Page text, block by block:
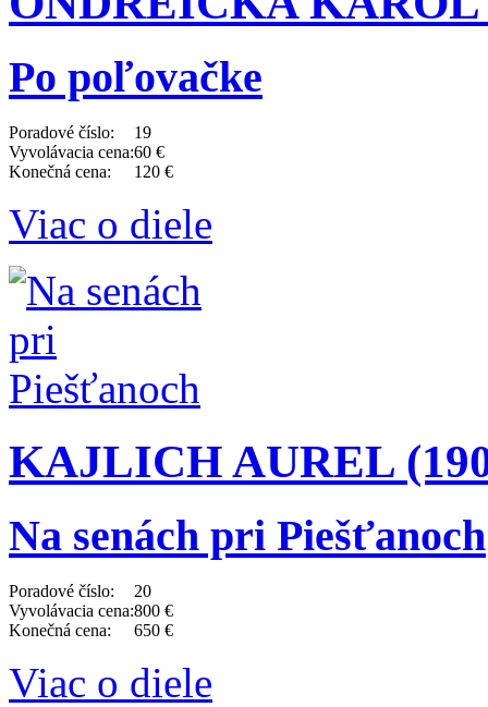
Po poľovačke
Poradové číslo:
19
Vyvolávacia cena:60 €
Konečná cena:
120 €
Viac o diele
KAJLICH AUREL
Na senách pri Piešťanoch
Poradové číslo:
20
Vyvolávacia cena:800 €
Konečná cena:
650 €
Viac o diele